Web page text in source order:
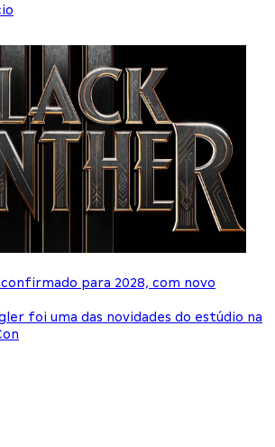
para 2028, com novo
foi uma das novidades do estúdio na